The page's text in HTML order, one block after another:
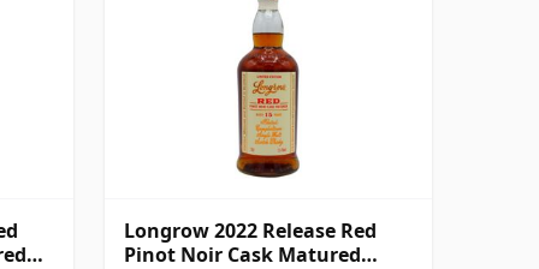
Longrow 2022 Release Red
Pinot Noir Cask Matured